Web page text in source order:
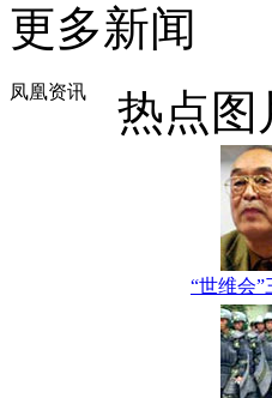
更多新闻
凤凰资讯 热点图
“世维会